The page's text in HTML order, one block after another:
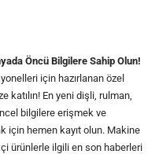
Öncü Bilgilere Sahip Olun!
için hazırlanan özel
En yeni dişli, rulman,
bilgilere erişmek ve
için hemen kayıt olun. Makine
ürünlerle ilgili en son haberleri